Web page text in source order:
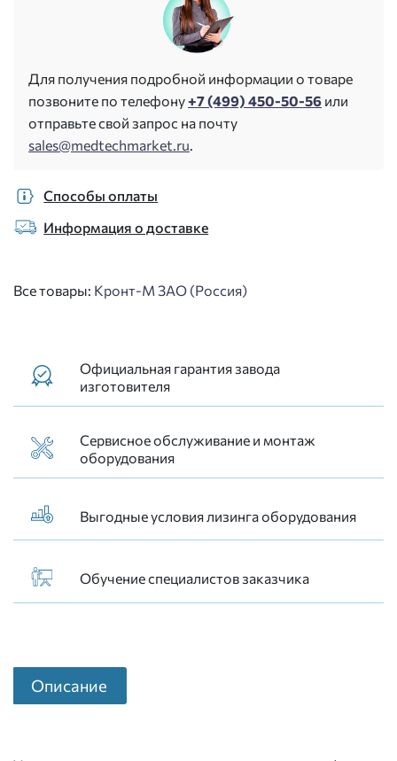
Для получения подробной информации о товаре
позвоните по телефону+7 (499) 450-50-56 или
отправьте свой запрос на почту
sales@medtechmarket.ru
Способы оплаты
Информация о доставке
Все товары: Кронт-М ЗАО (Россия)
Официальная гарантия завода
изготовителя
Сервисное обслуживание и монтаж
оборудования
Выгодные условия лизинга оборудования
Обучение специалистов заказчика
Описание